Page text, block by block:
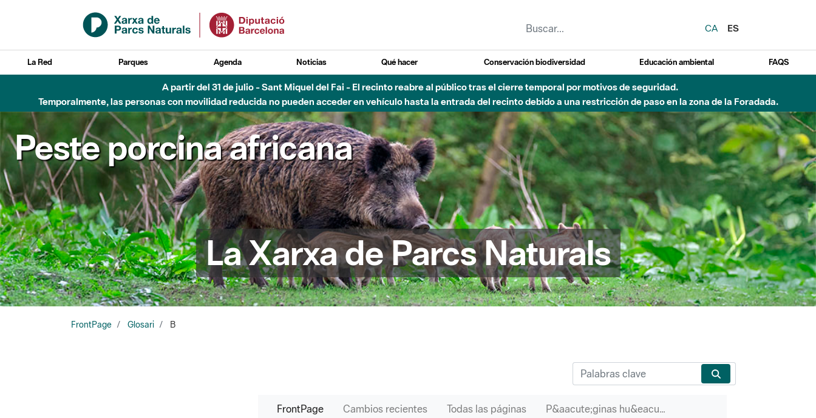
Saltar al contenido principal
CA
ES
La Red Parques Agenda Noticias Qué hacer Conservación biodiversidad Educación ambiental FAQS
A partir del 31 de julio - Sant Miquel del Fai - El recinto reabre al público tras el cierre temporal por motivos de seguridad.
Temporalmente, las personas con movilidad reducida no pueden acceder en vehículo hasta la entrada del recinto debido a una restricción de paso en la zona de la Foradada.
Peste porcina africana
La Xarxa de Parcs Naturals
FrontPage Glosari B
FrontPage Cambios recientes Todas las páginas P&aacute;ginas hu&eacute;rfanas